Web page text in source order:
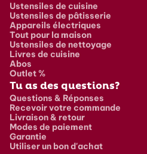
Ustensiles de cuisine
Ustensiles de pâtisserie
Appareils électriques
Tout pour la maison
Ustensiles de nettoyage
Livres de cuisine
Abos
Outlet %
Tu as des questions?
Questions & Réponses
Recevoir votre commande
Livraison & retour
Modes de paiement
Garantie
Utiliser un bon d'achat